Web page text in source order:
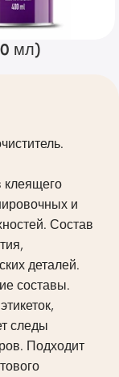
мл)
клеящего
и
Состав
деталей.
составы.
следы
Подходит